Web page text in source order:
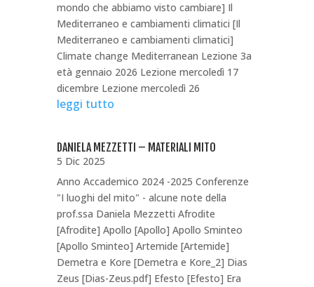
mondo che abbiamo visto cambiare] Il
Mediterraneo e cambiamenti climatici [Il
Mediterraneo e cambiamenti climatici]
Climate change Mediterranean Lezione 3a
età gennaio 2026 Lezione mercoledì 17
dicembre Lezione mercoledì 26
leggi tutto
DANIELA MEZZETTI – MATERIALI MITO
5 Dic 2025
Anno Accademico 2024 -2025 Conferenze
"I luoghi del mito" - alcune note della
prof.ssa Daniela Mezzetti Afrodite
[Afrodite] Apollo [Apollo] Apollo Sminteo
[Apollo Sminteo] Artemide [Artemide]
Demetra e Kore [Demetra e Kore_2] Dias
Zeus [Dias-Zeus.pdf] Efesto [Efesto] Era